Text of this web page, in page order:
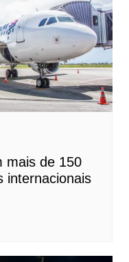
mais de 150
internacionais